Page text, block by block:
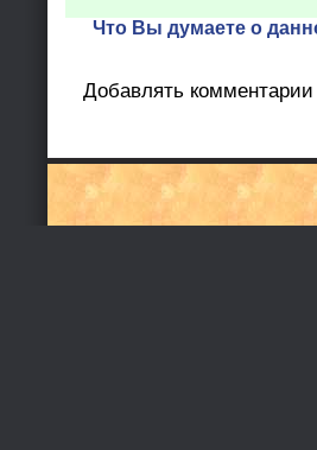
Что Вы думаете о
Добавлять комментарии